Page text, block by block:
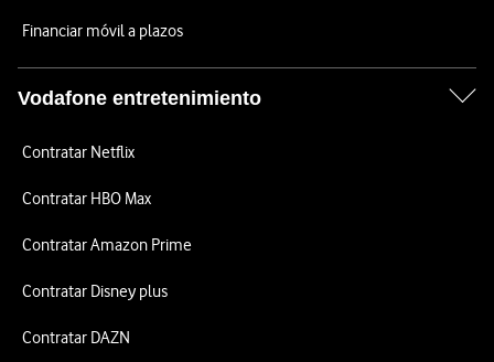
Financiar móvil a plazos
Vodafone entretenimiento
Contratar Netflix
Contratar HBO Max
Contratar Amazon Prime
Contratar Disney plus
Contratar DAZN